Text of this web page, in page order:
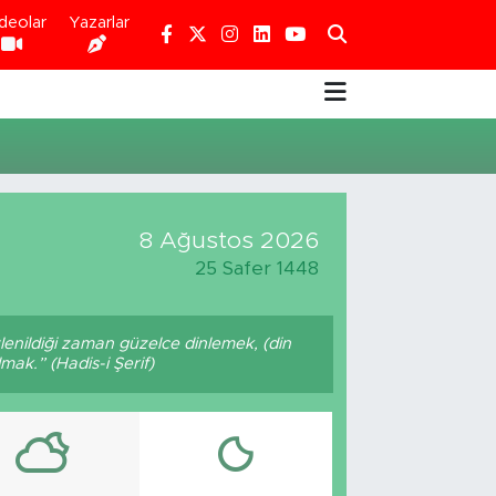
Yazarlar
8 Ağustos 2026
25 Safer 1448
zaman güzelce dinlemek, (din
(Hadis-i Şerif)